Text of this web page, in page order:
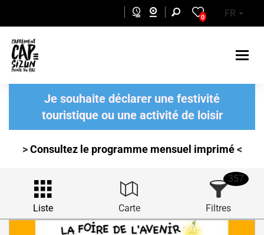
0 FR
Je souhaite déclarer une festivité
touristique ou une activité de loisir
>Consultez le programme mensuel imprimé<
Liste Carte Filtres
357